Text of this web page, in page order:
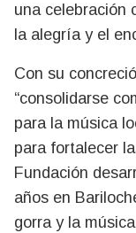
una celebración
la alegría y el
Con su
“consolidarse
para la música
para fortalecer
Fundación
años en
gorra y la